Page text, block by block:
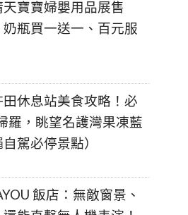
天寶寶婦嬰用品展售
瓶買一送一、百元服
田休息站美食攻略！必
羅，眺望名護灣果凍藍
駕必停景點）
飯店：無敵窗景、